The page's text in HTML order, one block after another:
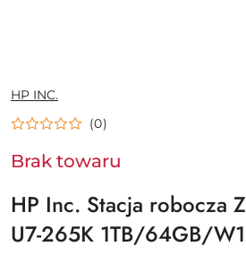
NAZWA
PRODUCENTA:
HP INC.
(0)
Brak towaru
HP Inc. Stacja robocza
U7-265K 1TB/64GB/